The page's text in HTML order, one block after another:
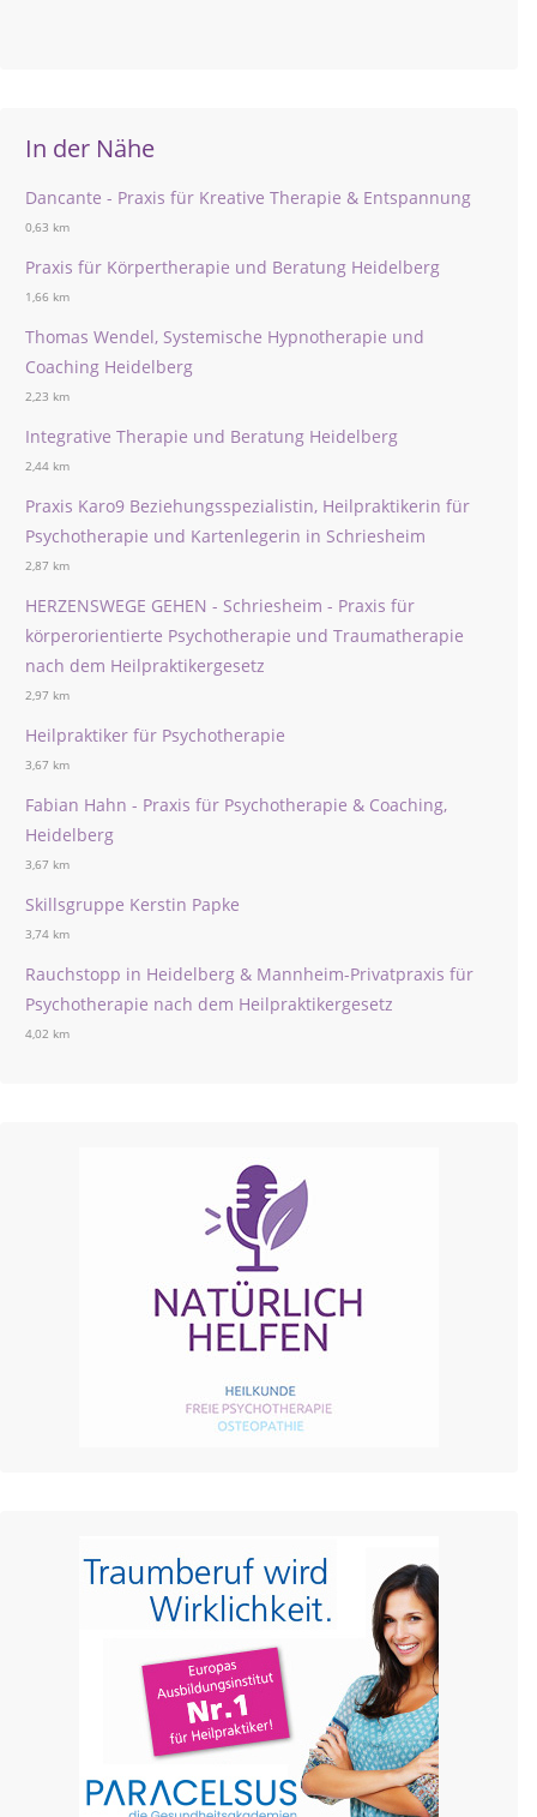
In der Nähe
Dancante - Praxis für Kreative Therapie & Entspannung
0,63 km
Praxis für Körpertherapie und Beratung Heidelberg
1,66 km
Thomas Wendel, Systemische Hypnotherapie und
Coaching Heidelberg
2,23 km
Integrative Therapie und Beratung Heidelberg
2,44 km
Praxis Karo9 Beziehungsspezialistin, Heilpraktikerin für
Psychotherapie und Kartenlegerin in Schriesheim
2,87 km
HERZENSWEGE GEHEN - Schriesheim - Praxis für
körperorientierte Psychotherapie und Traumatherapie
nach dem Heilpraktikergesetz
2,97 km
Heilpraktiker für Psychotherapie
3,67 km
Fabian Hahn - Praxis für Psychotherapie & Coaching,
Heidelberg
3,67 km
Skillsgruppe Kerstin Papke
3,74 km
Rauchstopp in Heidelberg & Mannheim-Privatpraxis für
Psychotherapie nach dem Heilpraktikergesetz
4,02 km